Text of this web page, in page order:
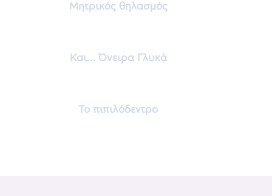
Μητρικός θηλασμός
Και… Όνειρα Γλυκά
Το πιπιλόδεντρο